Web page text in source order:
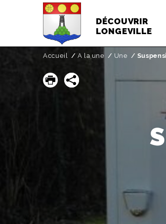
DÉCOUVRIR
LONGEVILLE
Accueil A la une Page active :
Une